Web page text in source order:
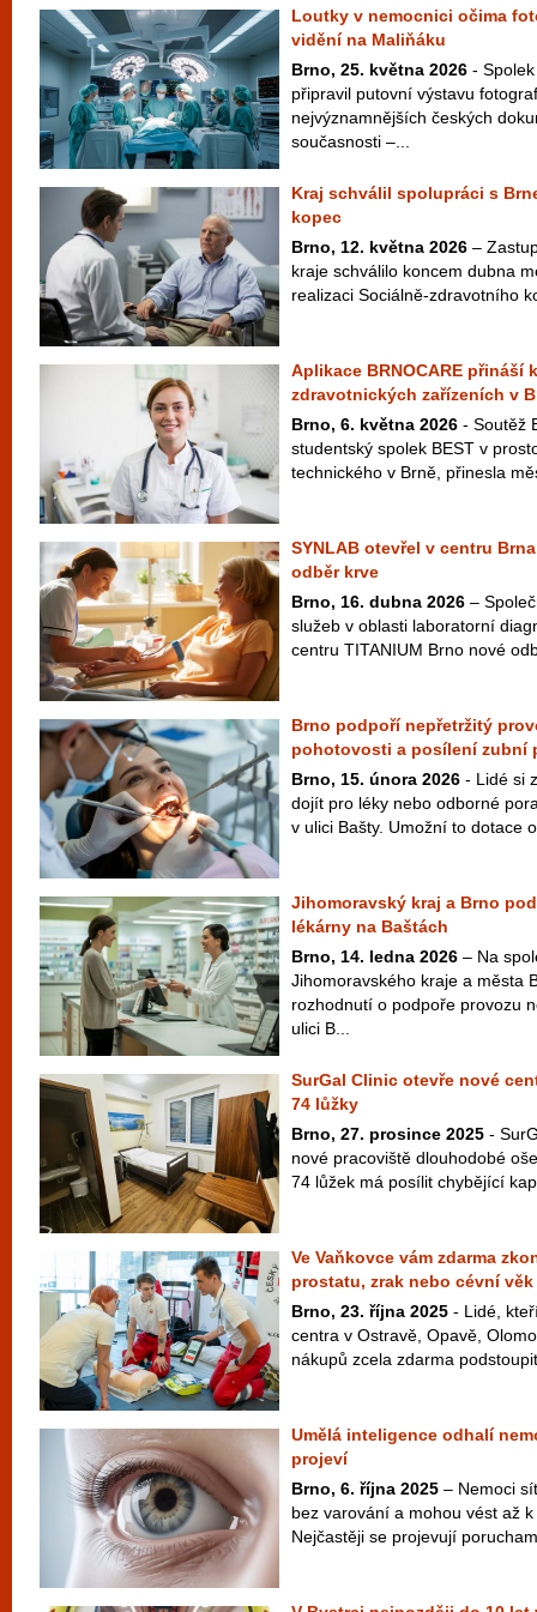
Loutky v nemocnici očima
vidění na Maliňáku
Brno, 25. května 2026 -
připravil putovní výstavu
nejvýznamnějších českých
současnosti –...
Kraj schválil spolupráci s
kopec
Brno, 12. května 2026 –
kraje schválilo koncem dubna
realizaci Sociálně-zdravotního
Aplikace BRNOCARE přináší
zdravotnických zařízeních v
Brno, 6. května 2026 - Soutěž
studentský spolek BEST v
technického v Brně, přinesla
SYNLAB otevřel v centru
odběr krve
Brno, 16. dubna 2026 –
služeb v oblasti laboratorní
centru TITANIUM Brno nové
Brno podpoří nepřetržitý
pohotovosti a posílení zubní
Brno, 15. února 2026 - Lidé si
dojít pro léky nebo odborné
v ulici Bašty. Umožní to dotace
Jihomoravský kraj a Brno
lékárny na Baštách
Brno, 14. ledna 2026 – Na
Jihomoravského kraje a města
rozhodnutí o podpoře provozu
ulici B...
SurGal Clinic otevře nové
74 lůžky
Brno, 27. prosince 2025 -
nové pracoviště dlouhodobé
74 lůžek má posílit chybějící
Ve Vaňkovce vám zdarma
prostatu, zrak nebo cévní věk
Brno, 23. října 2025 - Lidé,
centra v Ostravě, Opavě,
nákupů zcela zdarma
Umělá inteligence odhalí
projeví
Brno, 6. října 2025 – Nemoci
bez varování a mohou vést až
Nejčastěji se projevují